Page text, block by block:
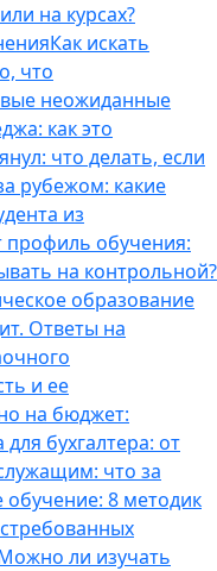
на курсах?
Как искать
что
неожиданные
как это
что делать, если
рубежом: какие
из
профиль обучения:
на контрольной?
образование
Ответы на
и ее
на бюджет:
бухгалтера: от
что за
8 методик
ли изучать